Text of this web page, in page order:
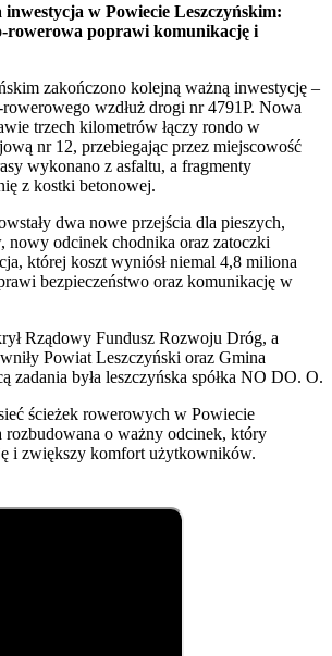
w Powiecie Leszczyńskim:
rowerowa poprawi komunikację i
zakończono kolejną ważną inwestycję –
wzdłuż drogi nr 4791P. Nowa
trzech kilometrów łączy rondo w
nr 12, przebiegając przez miejscowość
wykonano z asfaltu, a fragmenty
z kostki betonowej.
dwa nowe przejścia dla pieszych,
nowy odcinek chodnika oraz zatoczki
której koszt wyniósł niemal 4,8 miliona
bezpieczeństwo oraz komunikację w
Rządowy Fundusz Rozwoju Dróg, a
Powiat Leszczyński oraz Gmina
zadania była leszczyńska spółka NO DO. O.
ścieżek rowerowych w Powiecie
rozbudowana o ważny odcinek, który
i zwiększy komfort użytkowników.